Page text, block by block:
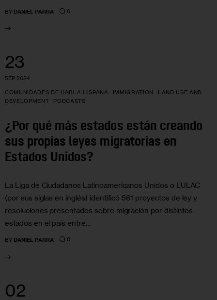
BY DANIEL PARRA 0
23
SEP 2024
COMUNIDADES DE HABLA HISPANA IMMIGRATION
LAND USE AND
DEVELOPMENT
PODCASTS
¿Por qué más estados están creando
sus propias leyes migratorias en
Estados Unidos?
La Liga de Ciudadanos Latinoamericanos Unidos o LULAC
(por sus siglas en inglés) identificó 561 proyectos de ley y
resoluciones presentados sobre migración por distintos
estados en el país entre…
BY DANIEL PARRA 0
02